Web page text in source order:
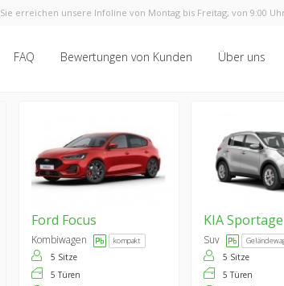
Sie erreichen unsere Infoline von Montag bis Freitag, von 9:00
FAQ Bewertungen von Kunden Über uns
Ford Focus
Kombiwagen kompakt
5 Sitze
5 Türen
KIA
Suv
5 Sitze
5 Türen